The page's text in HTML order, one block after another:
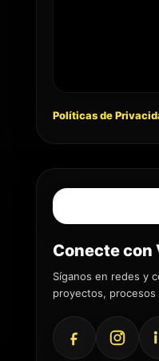
Políticas de
Conecte con
Síganos en redes y
proyectos, procesos